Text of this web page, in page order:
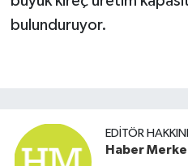
bulunduruyor.
EDITÖR
Haber